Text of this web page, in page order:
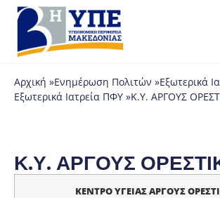
Αρχική »Ενημέρωση Πολιτών »Εξωτερικά
Εξωτερικά Ιατρεία ΠΦΥ »Κ.Υ. ΑΡΓΟΥΣ
Κ.Υ. ΑΡΓΟΥΣ
ΚΕΝΤΡΟ ΥΓΕΙΑΣ ΑΡΓΟΥΣ